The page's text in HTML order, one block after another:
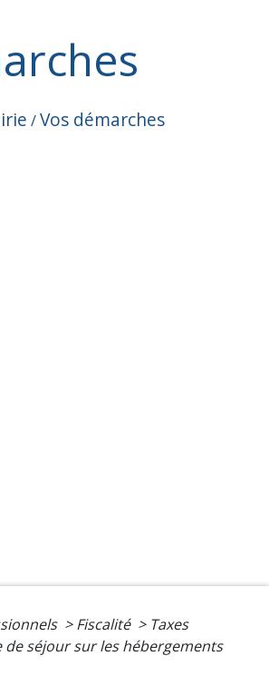
/Vos démarches
> Fiscalité > Taxes
de séjour sur les hébergements